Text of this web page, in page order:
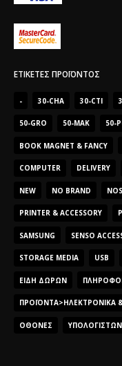
ΕΤΙΚΈΤΕΣ ΠΡΟΪΌΝΤΟΣ
- 30-CHA 30-CTI
50-GRO 50-MAK 50-
BOOK MAGNET & FANCY
COMPUTER DELIVERY
NEW NO BRAND
PRINTER & ACCESSORY
SAMSUNG SENSO
STORAGE MEDIA USB
ΕΊΔΗ ΔΏΡΩΝ
ΠΡΟΪΌΝΤΑ>ΗΛΕΚΤΡΟΝΙΚΆ
ΟΘΌΝΕΣ ΥΠΟΛΟΓΙΣΤΏΝ